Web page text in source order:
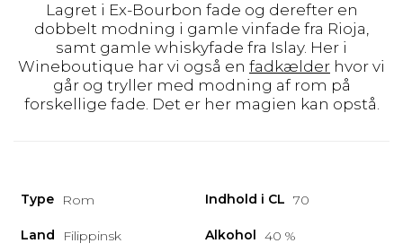
Lagret i Ex-Bourbon fade og derefter en
dobbelt modning i gamle vinfade fra Rioja,
samt gamle whiskyfade fra Islay. Her i
Wineboutique har vi også en fadkælder hvor vi
går og tryller med modning af rom på
forskellige fade. Det er her magien kan opstå.
Type Rom Indhold i CL 70
Land Filippinsk Alkohol 40 %